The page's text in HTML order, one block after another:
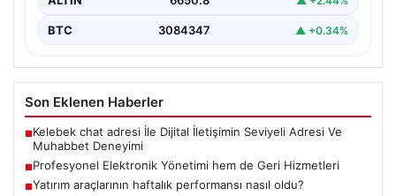
BTC 3084347 ▲ +0.34%
Son Eklenen Haberler
■Kelebek chat adresi İle Dijital İletişimin Seviyeli Adresi Ve
Muhabbet Deneyimi
■Profesyonel Elektronik Yönetimi hem de Geri Hizmetleri
■Yatırım araçlarının haftalık performansı nasıl oldu?